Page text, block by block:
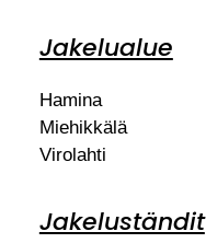
Jakelualue
Hamina
Miehikkälä
Virolahti
Jakeluständit